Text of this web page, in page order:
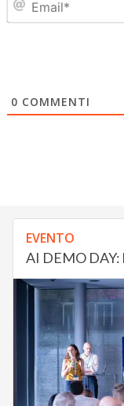
0 COMMENTI
EVENTO
AI DEMO